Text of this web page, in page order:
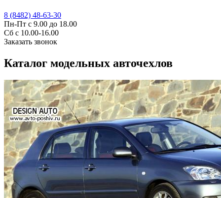
8 (8482) 48-63-30
Пн-Пт с 9.00 до 18.00
Сб с 10.00-16.00
Заказать звонок
Каталог модельных авточехлов